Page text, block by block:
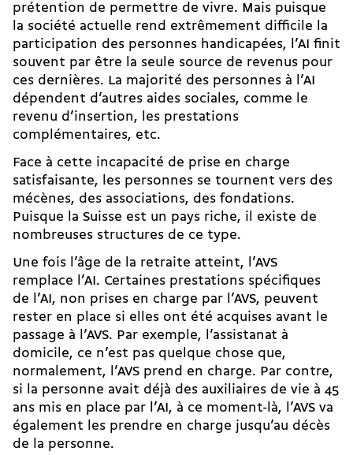
prétention de permettre de vivre. Mais puisque
la société actuelle rend extrêmement difficile la
participation des personnes handicapées, l’AI finit
souvent par être la seule source de revenus pour
ces dernières. La majorité des personnes à l’AI
dépendent d’autres aides sociales, comme le
revenu d’insertion, les prestations
complémentaires, etc.
Face à cette incapacité de prise en charge
satisfaisante, les personnes se tournent vers des
mécènes, des associations, des fondations.
Puisque la Suisse est un pays riche, il existe de
nombreuses structures de ce type.
Une fois l’âge de la retraite atteint, l’AVS
remplace l’AI. Certaines prestations spécifiques
de l’AI, non prises en charge par l’AVS, peuvent
rester en place si elles ont été acquises avant le
passage à l’AVS. Par exemple, l’assistanat à
domicile, ce n’est pas quelque chose que,
normalement, l’AVS prend en charge. Par contre,
si la personne avait déjà des auxiliaires de vie à 45
ans mis en place par l’AI, à ce moment-là, l’AVS va
également les prendre en charge jusqu’au décès
de la personne.